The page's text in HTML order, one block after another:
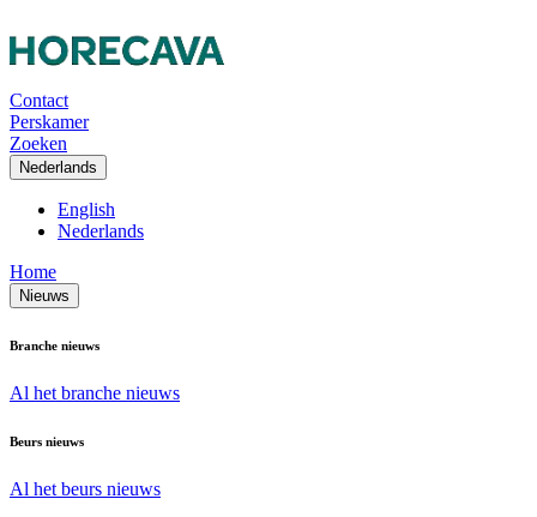
Contact
Perskamer
Zoeken
Nederlands
English
Nederlands
Home
Nieuws
Branche nieuws
Al het branche nieuws
Beurs nieuws
Al het beurs nieuws